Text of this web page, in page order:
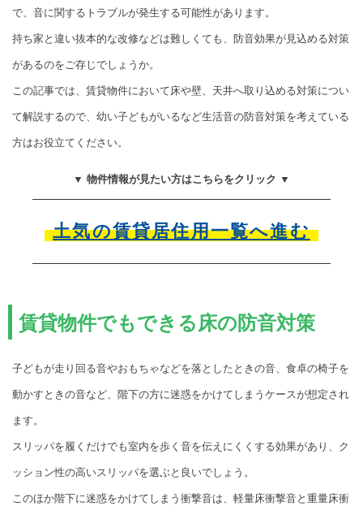
で、音に関するトラブルが発生する可能性があります。
持ち家と違い抜本的な改修などは難しくても、防音効果が見込める対策
があるのをご存じでしょうか。
この記事では、賃貸物件において床や壁、天井へ取り込める対策につい
て解説するので、幼い子どもがいるなど生活音の防音対策を考えている
方はお役立てください。
▼ 物件情報が見たい方はこちらをクリック ▼
土気の賃貸居住用一覧へ進む
賃貸物件でもできる床の防音対策
子どもが走り回る音やおもちゃなどを落としたときの音、食卓の椅子を
動かすときの音など、階下の方に迷惑をかけてしまうケースが想定され
ます。
スリッパを履くだけでも室内を歩く音を伝えにくくする効果があり、ク
ッション性の高いスリッパを選ぶと良いでしょう。
このほか階下に迷惑をかけてしまう衝撃音は、軽量床衝撃音と重量床衝